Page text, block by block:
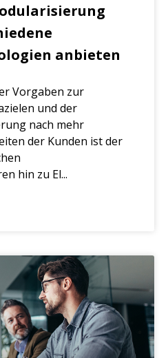
anbieten
Vorgaben zur
und der
nach mehr
der Kunden ist der
hin zu El...